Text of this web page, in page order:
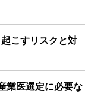
こすリスクと対
業医選定に必要な